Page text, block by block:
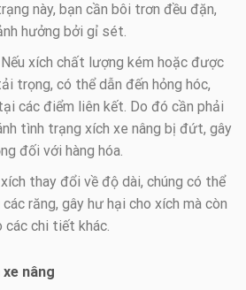
này, bạn cần bôi trơn đều đặn,
hưởng bởi gỉ sét.
xích chất lượng kém hoặc được
trọng, có thể dẫn đến hỏng hóc,
các điểm liên kết. Do đó cần phải
tình trạng xích xe nâng bị đứt, gây
đối với hàng hóa.
thay đổi về độ dài, chúng có thể
răng, gây hư hại cho xích mà còn
chi tiết khác.
nâng